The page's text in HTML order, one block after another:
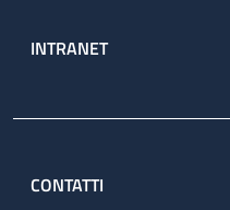
INTRANET
CONTATTI